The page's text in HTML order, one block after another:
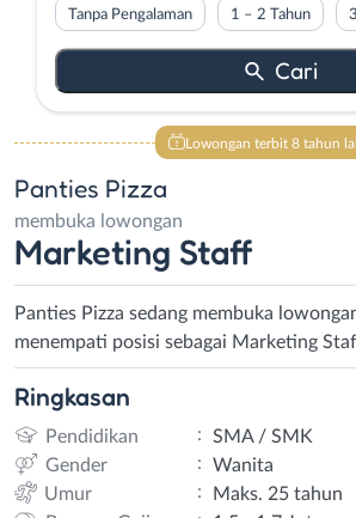
Tanpa Pengalaman 1 – 2 Tahun
Lowongan terbit 8 tahun
Panties Pizza
membuka lowongan
Marketing Staff
Panties Pizza sedang membuka
menempati posisi sebagai Marketing
Ringkasan
Pendidikan :
SMA / SMK
Gender
:
Wanita
Umur
:
Maks. 25 tahun